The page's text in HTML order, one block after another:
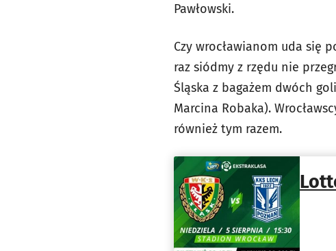
Pawłowski.
Czy wrocławianom uda się
raz siódmy z rzędu nie
Śląska z bagażem dwóch
Marcina Robaka).
również tym razem.